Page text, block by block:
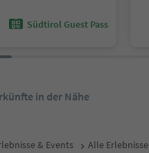
Südtirol Guest Pass
in der Nähe
& Events Alle Erlebnisse